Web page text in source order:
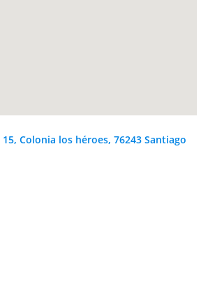
Colonia los héroes, 76243 Santiago